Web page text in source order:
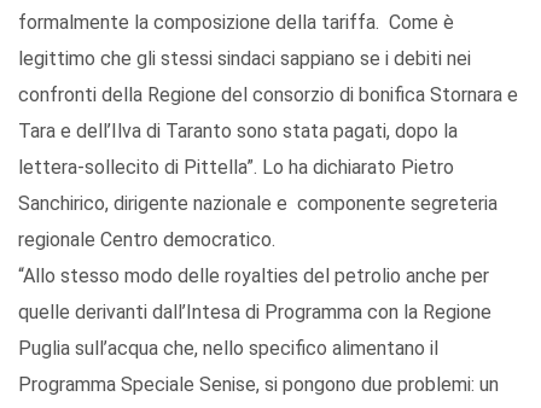
formalmente la composizione della tariffa. Come è
legittimo che gli stessi sindaci sappiano se i debiti nei
confronti della Regione del consorzio di bonifica Stornara e
Tara e dell’Ilva di Taranto sono stata pagati, dopo la
lettera-sollecito di Pittella”. Lo ha dichiarato Pietro
Sanchirico, dirigente nazionale e componente segreteria
regionale Centro democratico.
“Allo stesso modo delle royalties del petrolio anche per
quelle derivanti dall’Intesa di Programma con la Regione
Puglia sull’acqua che, nello specifico alimentano il
Programma Speciale Senise, si pongono due problemi: un